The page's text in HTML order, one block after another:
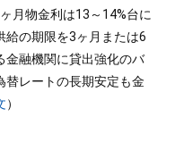
月物金利は13～14%台に
給の期限を3ヶ月または6
金融機関に貸出強化のバ
替レートの長期安定も金
）